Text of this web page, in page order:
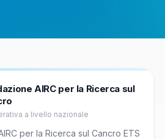
AIRC per la Ricerca sul
a livello nazionale
per la Ricerca sul Cancro ETS